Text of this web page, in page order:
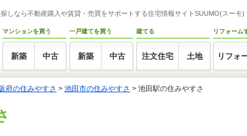
しなら不動産購入や賃貸・売買をサポートする住宅情報サイトSUUMO(スーモ)
マンションを買う
新築 中古
一戸建てを買う
新築 中古
建てる
注文住宅 土地
リフォーム
リフォ
府の住みやすさ > 池田市の住みやすさ > 池田駅の住みやすさ